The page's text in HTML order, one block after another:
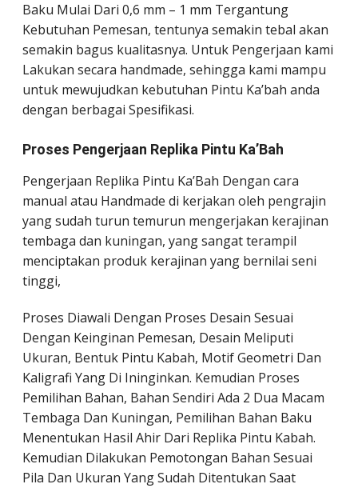
Baku Mulai Dari 0,6 mm – 1 mm Tergantung
Kebutuhan Pemesan, tentunya semakin tebal akan
semakin bagus kualitasnya. Untuk Pengerjaan kami
Lakukan secara handmade, sehingga kami mampu
untuk mewujudkan kebutuhan Pintu Ka’bah anda
dengan berbagai Spesifikasi.
Proses Pengerjaan Replika Pintu Ka’Bah
Pengerjaan Replika Pintu Ka’Bah Dengan cara
manual atau Handmade di kerjakan oleh pengrajin
yang sudah turun temurun mengerjakan kerajinan
tembaga dan kuningan, yang sangat terampil
menciptakan produk kerajinan yang bernilai seni
tinggi,
Proses Diawali Dengan Proses Desain Sesuai
Dengan Keinginan Pemesan, Desain Meliputi
Ukuran, Bentuk Pintu Kabah, Motif Geometri Dan
Kaligrafi Yang Di Ininginkan. Kemudian Proses
Pemilihan Bahan, Bahan Sendiri Ada 2 Dua Macam
Tembaga Dan Kuningan, Pemilihan Bahan Baku
Menentukan Hasil Ahir Dari Replika Pintu Kabah.
Kemudian Dilakukan Pemotongan Bahan Sesuai
Pila Dan Ukuran Yang Sudah Ditentukan Saat